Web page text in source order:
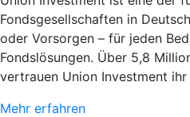
Fondsgesellschaften in
oder Vorsorgen – für jeden
Fondslösungen. Über 5,8
vertrauen Union Investment ihr
Mehr erfahren